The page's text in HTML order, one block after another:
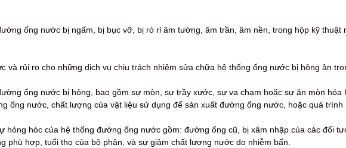
ống nước bị ngấm, bị bục vỡ, bị rò rỉ âm tường, âm trần, âm nền, trong hộp kỹ thuật
và rủi ro cho những dịch vụ chịu trách nhiệm sửa chữa hệ thống ống nước bị hỏng ân
ống nước bị hỏng, bao gồm sự mòn, sự trầy xước, sự va chạm hoặc sự ăn mòn
ống nước, chất lượng của vật liệu sử dụng để sản xuất đường ống nước, hoặc quá trình
hỏng hóc của hệ thống đường ống nước gồm: đường ống cũ, bị xâm nhập của các đối
phù hợp, tuổi thọ của bộ phận, và sự giảm chất lượng nước do nhiễm bẩn.